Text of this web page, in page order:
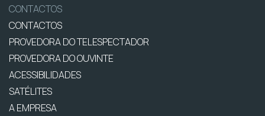
CONTACTOS
CONTACTOS
PROVEDORA DO TELESPECTADOR
PROVEDORA DO OUVINTE
ACESSIBILIDADES
SATÉLITES
A EMPRESA